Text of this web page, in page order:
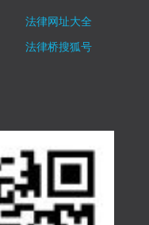
法律网址大全
法律桥搜狐号